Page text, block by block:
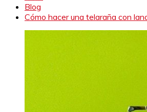
Blog
Cómo hacer una telaraña con